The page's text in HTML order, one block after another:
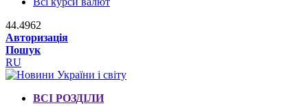
44.4962
Авторизація
Пошук
RU
ВСІ РОЗДІЛИ